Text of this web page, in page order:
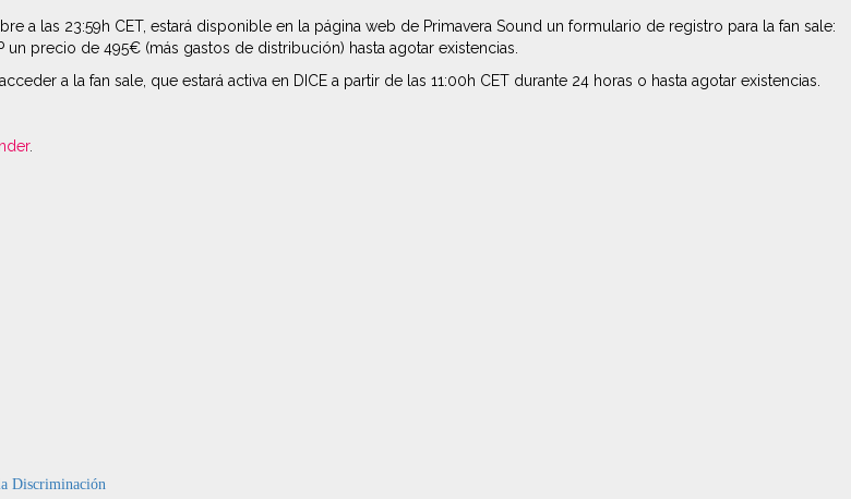
a las 23:59h CET, estará disponible en la página web de Primavera Sound un formulario de registro para la fan sale:
precio de 495€ (más gastos de distribución) hasta agotar existencias.
a la fan sale, que estará activa en DICE a partir de las 11:00h CET durante 24 horas o hasta agotar existencias.
.
Discriminación